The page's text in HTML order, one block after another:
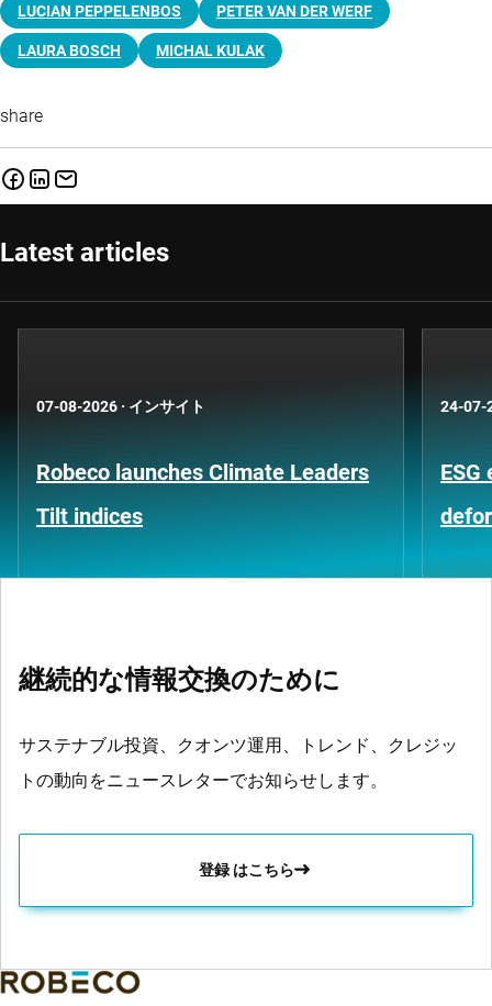
LUCIAN PEPPELENBOS PETER VAN DER WERF
LAURA BOSCH MICHAL KULAK
share
Latest articles
07-08-2026 · インサイト
Robeco launches Climate Leaders
Tilt indices
24-07-
継続的な情報交換のために
サステナブル投資、クオンツ運用、トレンド、クレジッ
トの動向をニュースレターでお知らせします。
登録 はこちら